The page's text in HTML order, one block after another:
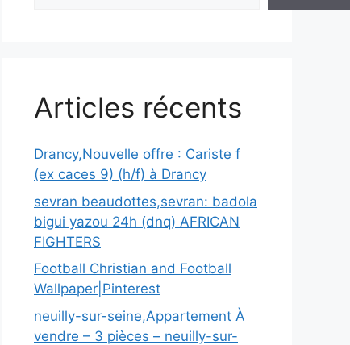
Articles récents
Drancy,Nouvelle offre : Cariste f
(ex caces 9) (h/f) à Drancy
sevran beaudottes,sevran: badola
bigui yazou 24h (dnq) AFRICAN
FIGHTERS
Football Christian and Football
Wallpaper|Pinterest
neuilly-sur-seine,Appartement À
vendre – 3 pièces – neuilly-sur-